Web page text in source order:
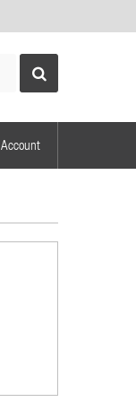
Account